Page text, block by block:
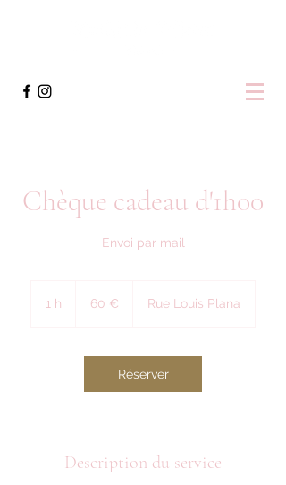
Chèque cadeau d'1h00
Envoi par mail
1 h 60 € Rue Louis Plana
Réserver
Description du service